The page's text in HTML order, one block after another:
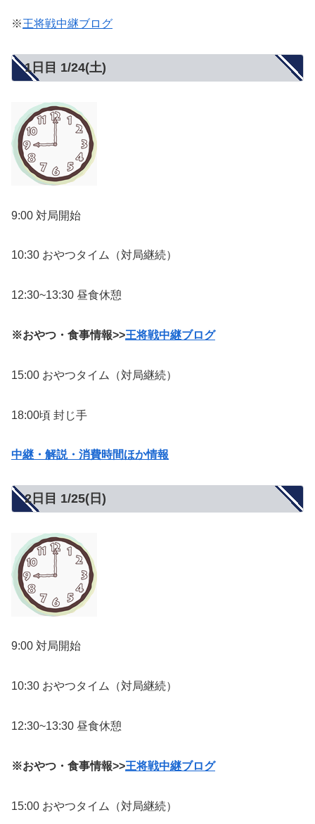
※王将戦中継ブログ
1日目 1/24(土)
9:00 対局開始
10:30 おやつタイム（対局継続）
12:30~13:30 昼食休憩
※おやつ・食事情報>>王将戦中継ブログ
15:00 おやつタイム（対局継続）
18:00頃 封じ手
中継・解説・消費時間ほか情報
2日目 1/25(日)
9:00 対局開始
10:30 おやつタイム（対局継続）
12:30~13:30 昼食休憩
※おやつ・食事情報>>王将戦中継ブログ
15:00 おやつタイム（対局継続）